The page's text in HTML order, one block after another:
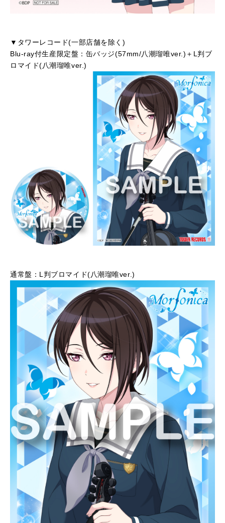
▼タワーレコード(一部店舗を除く)
Blu-ray付生産限定盤：缶バッジ(57mm/八潮瑠唯ver.)＋L判ブ
ロマイド(八潮瑠唯ver.)
通常盤：L判ブロマイド(八潮瑠唯ver.)